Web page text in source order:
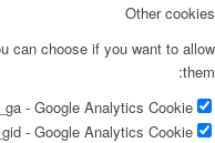
Other cookies
can choose if you want to allow
them:
- Google Analytics Cookie.
- Google Analytics Cookie.